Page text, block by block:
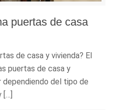
puertas de casa
de casa y vivienda? El
puertas de casa y
dependiendo del tipo de
[…]